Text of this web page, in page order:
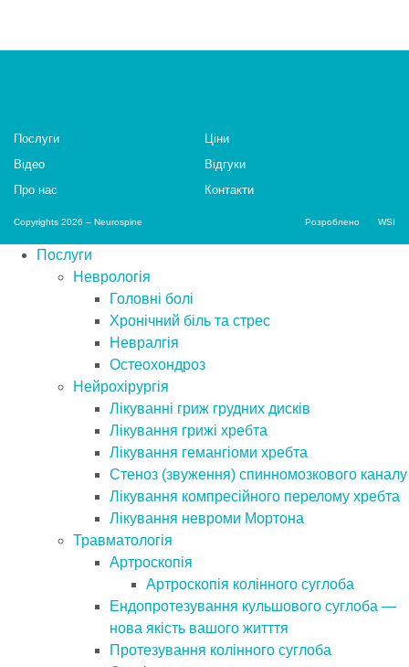
Послуги
Цiни
Відео
Відгуки
Про нас
Контакти
Copyrights 2026 – Neurospine Розроблено WSI
Послуги
Неврологія
Головні болі
Хронічний біль та стрес
Невралгія
Остеохондроз
Нейрохірургія
Лікуванні гриж грудних дисків
Лікування грижі хребта
Лікування гемангіоми хребта
Стеноз (звуження) спинномозкового каналу
Лікування компресійного перелому хребта
Лікування невроми Мортона
Травматологія
Артроскопія
Артроскопія колінного суглоба
Ендопротезування кульшового суглоба —
нова якість вашого житття
Протезування колінного суглоба